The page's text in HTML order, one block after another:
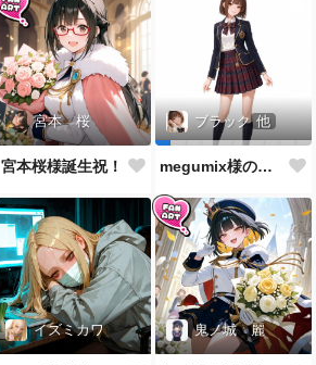
宮本 桜
宮本桜様誕生祝！
ブラック 他
megumix様の英国風制服をお借りしてきた
イズミカワ 鬼ノ城 麗